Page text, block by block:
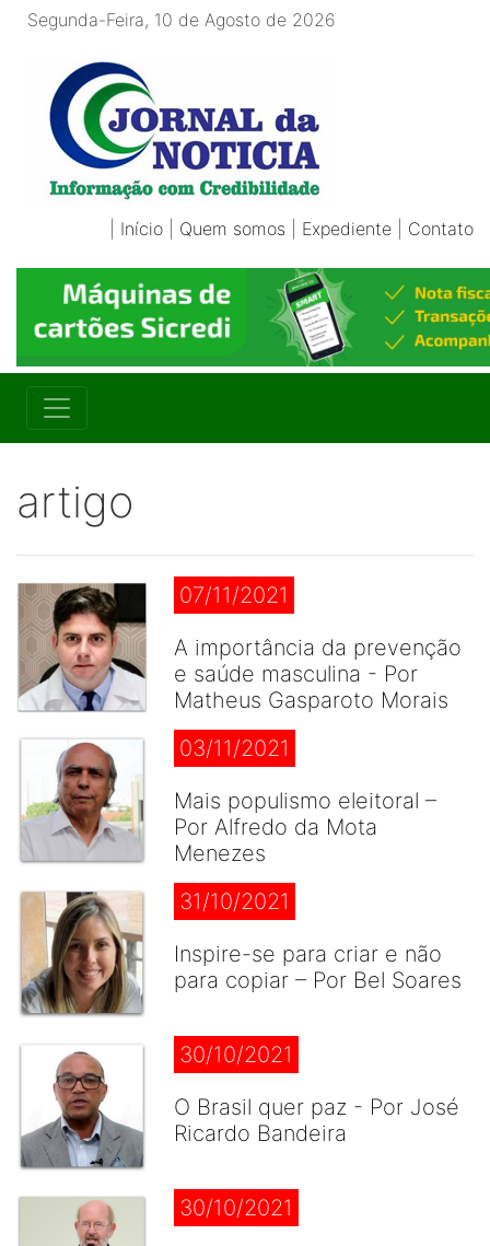
Segunda-Feira, 10 de Agosto de 2026
Início Quem somos Expediente Contato
artigo
07/11/2021
A importância da prevenção
e saúde masculina - Por
Matheus Gasparoto Morais
03/11/2021
Mais populismo eleitoral –
Por Alfredo da Mota
Menezes
31/10/2021
Inspire-se para criar e não
para copiar – Por Bel Soares
30/10/2021
O Brasil quer paz - Por José
Ricardo Bandeira
30/10/2021